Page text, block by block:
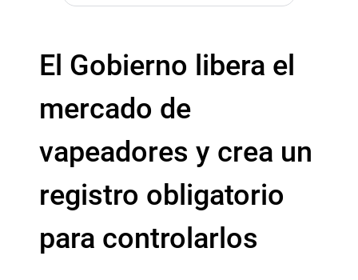
El Gobierno libera el
mercado de
vapeadores y crea un
registro obligatorio
para controlarlos